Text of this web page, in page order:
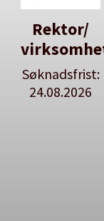
- Avdeling
for
utdanning